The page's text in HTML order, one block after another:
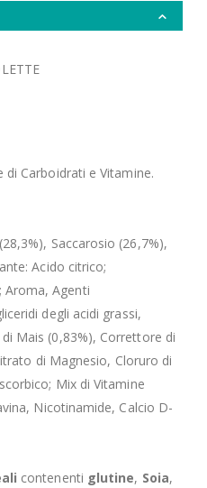
Carboidrati e Vitamine.
Saccarosio (26,7%),
Acido citrico;
Aroma, Agenti
degli acidi grassi,
Mais (0,83%), Correttore di
di Magnesio, Cloruro di
Mix di Vitamine
Nicotinamide, Calcio D-
contenenti glutine, Soia,